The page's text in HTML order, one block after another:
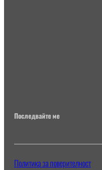
Последвайте ме
Политика за поверителност